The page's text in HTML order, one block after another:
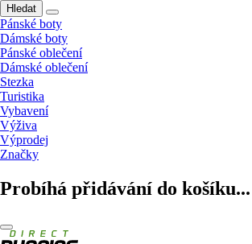
Hledat
Pánské boty
Dámské boty
Pánské oblečení
Dámské oblečení
Stezka
Turistika
Vybavení
Výživa
Výprodej
Značky
Probíhá přidávání do košíku...